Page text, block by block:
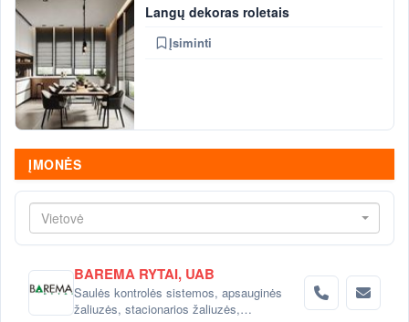
Langų dekoras roletais
Įsiminti
ĮMONĖS
Vietovė
BAREMA RYTAI, UAB
Saulės kontrolės sistemos, apsauginės
žaliuzės, stacionarios žaliuzės,